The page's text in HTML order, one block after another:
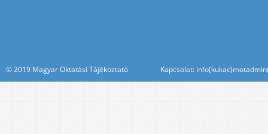
© 2019 Magyar Oktatási Tájékoztató Kapcsolat: